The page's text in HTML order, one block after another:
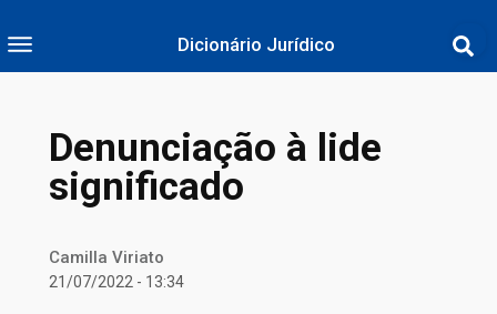
Dicionário Jurídico
Denunciação à lide
significado
Camilla Viriato
21/07/2022 - 13:34